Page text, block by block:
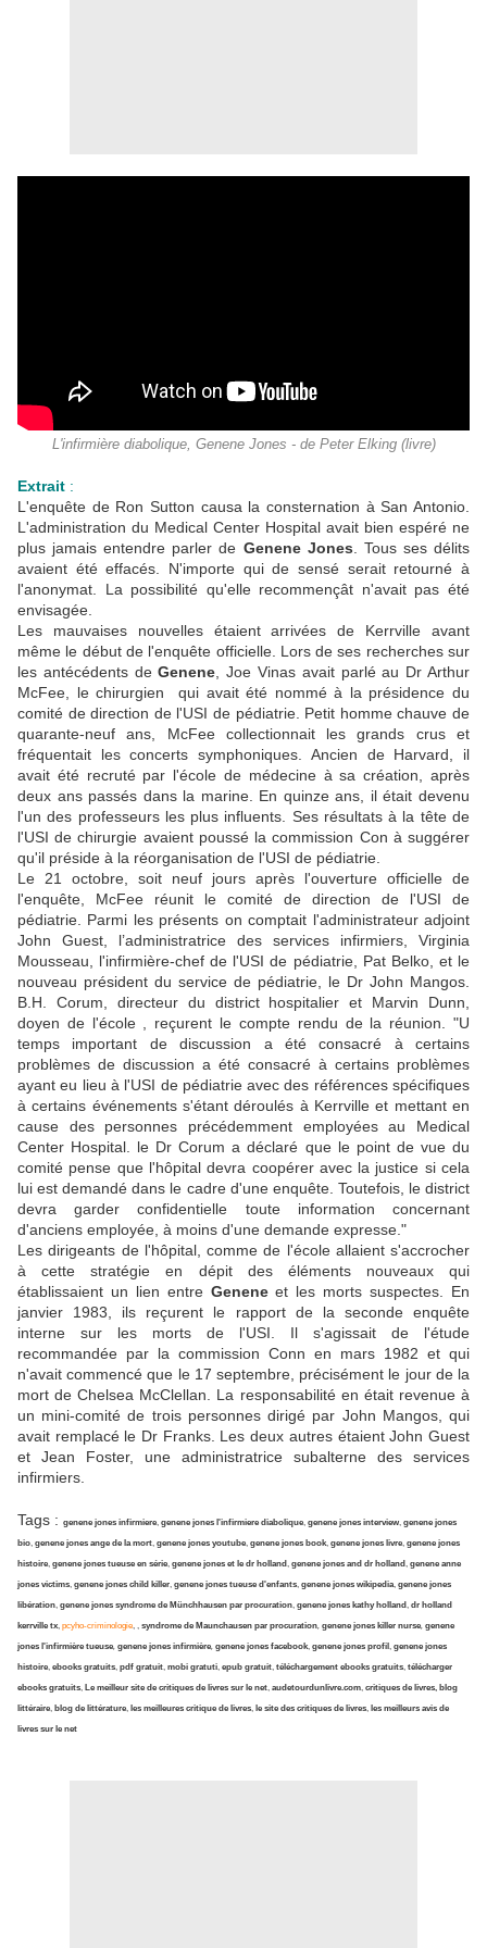
L'infirmière diabolique, Genene Jones - de Peter Elking (livre)
Extrait :
L'enquête de Ron Sutton causa la consternation à San Antonio.
L'administration du Medical Center Hospital avait bien espéré ne
plus jamais entendre parler de Genene Jones . Tous ses délits
avaient été effacés. N'importe qui de sensé serait retourné à
l'anonymat. La possibilité qu'elle recommençât n'avait pas été
envisagée.
Les mauvaises nouvelles étaient arrivées de Kerrville avant
même le début de l'enquête officielle. Lors de ses recherches sur
les antécédents deGenene , Joe Vinas avait parlé au Dr Arthur
McFee, le chirurgien qui avait été nommé à la présidence du
comité de direction de l'USI de pédiatrie. Petit homme chauve de
quarante-neuf ans, McFee collectionnait les grands crus et
fréquentait les concerts symphoniques. Ancien de Harvard, il
avait été recruté par l'école de médecine à sa création, après
deux ans passés dans la marine. En quinze ans, il était devenu
l'un des professeurs les plus influents. Ses résultats à la tête de
l'USI de chirurgie avaient poussé la commission Con à suggérer
qu'il préside à la réorganisation de l'USI de pédiatrie.
Le 21 octobre, soit neuf jours après l'ouverture officielle de
l'enquête, McFee réunit le comité de direction de l'USI de
pédiatrie. Parmi les présents on comptait l'administrateur adjoint
John Guest, l’administratrice des services infirmiers, Virginia
Mousseau, l'infirmière-chef de l'USI de pédiatrie, Pat Belko, et le
nouveau président du service de pédiatrie, le Dr John Mangos.
B.H. Corum, directeur du district hospitalier et Marvin Dunn,
doyen de l'école , reçurent le compte rendu de la réunion. "U
temps important de discussion a été consacré à certains
problèmes de discussion a été consacré à certains problèmes
ayant eu lieu à l'USI de pédiatrie avec des références spécifiques
à certains événements s'étant déroulés à Kerrville et mettant en
cause des personnes précédemment employées au Medical
Center Hospital. le Dr Corum a déclaré que le point de vue du
comité pense que l'hôpital devra coopérer avec la justice si cela
lui est demandé dans le cadre d'une enquête. Toutefois, le district
devra garder confidentielle toute information concernant
d'anciens employée, à moins d'une demande expresse."
Les dirigeants de l'hôpital, comme de l'école allaient s'accrocher
à cette stratégie en dépit des éléments nouveaux qui
établissaient un lien entre Geneneet les morts suspectes. En
janvier 1983, ils reçurent le rapport de la seconde enquête
interne sur les morts de l'USI. Il s'agissait de l'étude
recommandée par la commission Conn en mars 1982 et qui
n'avait commencé que le 17 septembre, précisément le jour de la
mort de Chelsea McClellan. La responsabilité en était revenue à
un mini-comité de trois personnes dirigé par John Mangos, qui
avait remplacé le Dr Franks. Les deux autres étaient John Guest
et Jean Foster, une administratrice subalterne des services
infirmiers.
Tags : genene jones infirmiere, genene jones l'infirmiere diabolique, genene jones interview, genene jones
bio, genene jones ange de la mort, genene jones youtube, genene jones book, genene jones livre, genene jones
histoire, genene jones tueuse en série, genene jones et le dr holland , genene jones and dr holland , genene anne
jones victims, genene jones child killer, genene jones tueuse d'enfants, genene jones wikipedia, genene jones
libération, genene jones syndrome de Münchhausen par procuration, genene jones kathy holland , dr holland
kerrville tx, pcyho-criminologie, , syndrome de Maunchausen par procuration, genene jones killer nurse, genene
jones l'infirmière tueuse, genene jones infirmière, genene jones facebook, genene jones profil , genene jones
histoire, ebooks gratuits, pdf gratuit, mobi gratuti, epub gratuit, téléchargement ebooks gratuits, télécharger
ebooks gratuits, Le meilleur site de critiques de livres sur le net, audetourdunlivre.com, critiques de livres, blog
littéraire, blog de littérature, les meilleures critique de livres, le site des critiques de livres, les meilleurs avis de
livres sur le net